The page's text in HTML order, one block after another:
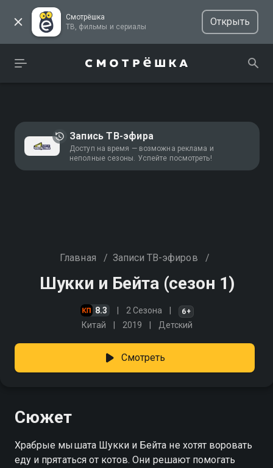
Смотрёшка
ТВ, фильмы и сериалы
Открыть
Запись ТВ-эфира
Доступ на время — возможна реклама и
неполные сезоны. Успейте посмотреть!
Главная / Записи ТВ-эфиров /
Шукки и Бейта (сезон 1)
8.3 2 Сезона 6+
Китай 2019 Детский
Смотреть
Сюжет
Храбрые мышата Шукки и Бейта не хотят воровать
еду и прятаться от котов. Они решают помогать